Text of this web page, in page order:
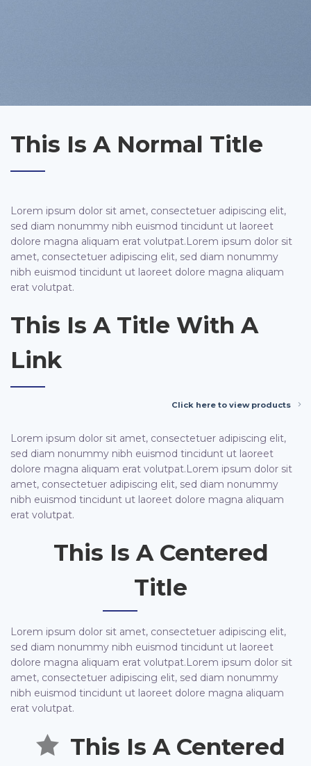
This Is A Normal Title
Lorem ipsum dolor sit amet, consectetuer adipiscing elit,
sed diam nonummy nibh euismod tincidunt ut laoreet
dolore magna aliquam erat volutpat.Lorem ipsum dolor sit
amet, consectetuer adipiscing elit, sed diam nonummy
nibh euismod tincidunt ut laoreet dolore magna aliquam
erat volutpat.
This Is A Title With A
Link
Click here to view products
Lorem ipsum dolor sit amet, consectetuer adipiscing elit,
sed diam nonummy nibh euismod tincidunt ut laoreet
dolore magna aliquam erat volutpat.Lorem ipsum dolor sit
amet, consectetuer adipiscing elit, sed diam nonummy
nibh euismod tincidunt ut laoreet dolore magna aliquam
erat volutpat.
This Is A Centered
Title
Lorem ipsum dolor sit amet, consectetuer adipiscing elit,
sed diam nonummy nibh euismod tincidunt ut laoreet
dolore magna aliquam erat volutpat.Lorem ipsum dolor sit
amet, consectetuer adipiscing elit, sed diam nonummy
nibh euismod tincidunt ut laoreet dolore magna aliquam
erat volutpat.
This Is A Centered